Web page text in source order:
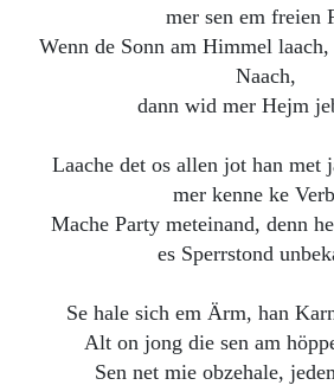
mer sen em freien
Wenn de Sonn am Himmel
Naach,
dann wid mer Hejm
Laache det os allen jot han met
mer kenne ke
Mache Party meteinand, denn
es Sperrstond
Se hale sich em Ärm, han
Alt on jong die sen am
Sen net mie obzehale,